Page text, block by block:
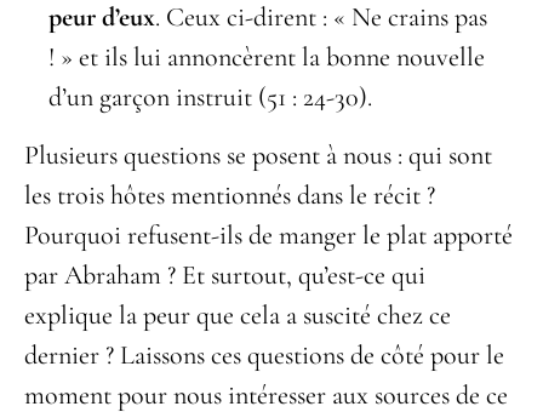
peur d’eux. Ceux ci-dirent : « Ne crains pas
! » et ils lui annoncèrent la bonne nouvelle
d’un garçon instruit (51 : 24-30).
Plusieurs questions se posent à nous : qui sont
les trois hôtes mentionnés dans le récit ?
Pourquoi refusent-ils de manger le plat apporté
par Abraham ? Et surtout, qu’est-ce qui
explique la peur que cela a suscité chez ce
dernier ? Laissons ces questions de côté pour le
moment pour nous intéresser aux sources de ce